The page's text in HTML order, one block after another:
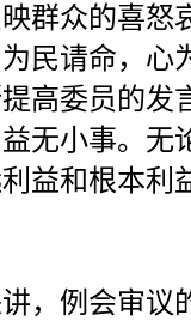
群众的喜怒
民请命，心
高委员的发
无小事。无
益和根本利
例会审议的